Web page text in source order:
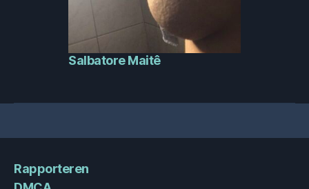
Salbatore Maitê
Rapporteren